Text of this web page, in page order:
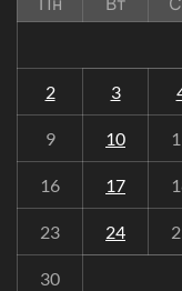
2 3
9 10
16 17
23 24
30